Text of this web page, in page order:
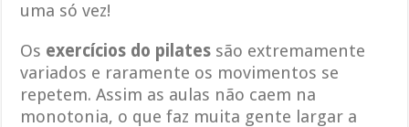
uma só vez!
Os exercícios do pilates são extremamente
variados e raramente os movimentos se
repetem. Assim as aulas não caem na
monotonia, o que faz muita gente largar a